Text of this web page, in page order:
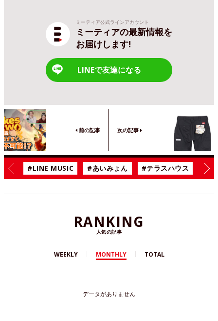
ミーティア公式ラインアカウント
ミーティアの最新情報を
お届けします!
LINEで友達になる
前の記事 次の記事
#LINE MUSIC #あいみょん #テラスハウス #漫
RANKING
人気の記事
WEEKLY MONTHLY TOTAL
データがありません